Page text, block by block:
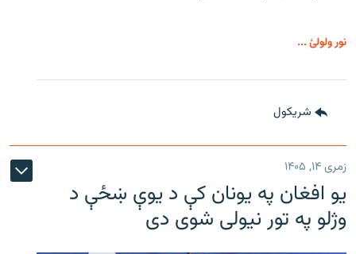
نور ولولئ ...
شريکول
زمری ۱۴, ۱۴۰۵
یو افغان په یونان کې د یوې ښځې د
وژلو په تور نیولی شوی دی